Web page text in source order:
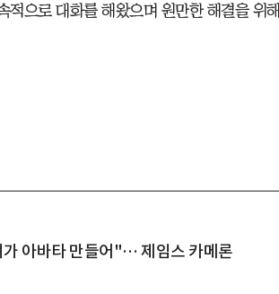
으로 대화를 해왔으며 원만한 해결을 위해
아바타 만들어"… 제임스 카메론